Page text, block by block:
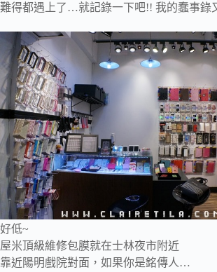
難得都遇上了…就記錄一下吧!! 我的蠢事錄
好低~
屋米頂級維修包膜就在士林夜市附近
靠近陽明戲院對面，如果你是銘傳人…